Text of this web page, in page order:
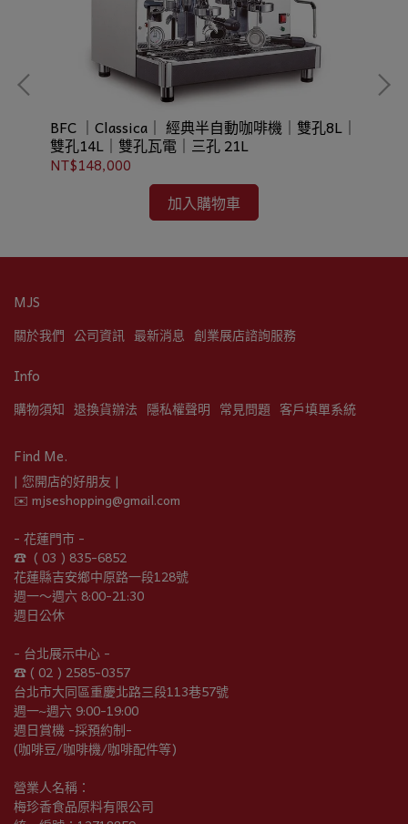
BFC ｜Classica｜ 經典半自動咖啡機｜雙孔8L｜
雙孔14L｜雙孔瓦電｜三孔 21L
NT$148,000
加入購物車
MJS
關於我們 公司資訊 最新消息 創業展店諮詢服務
Info
購物須知 退換貨辦法 隱私權聲明 常見問題 客戶填單系統
Find Me.
| 您開店的好朋友 |
✉️ mjseshopping@gmail.com
- 花蓮門市 -
☎︎  ( 03 ) 835-6852
花蓮縣吉安鄉中原路一段128號
週一～週六 8:00-21:30
週日公休
- 台北展示中心 -
☎︎ ( 02 ) 2585-0357
台北市大同區重慶北路三段113巷57號
週一~週六 9:00-19:00
週日賞機 -採預約制-
(咖啡豆/咖啡機/咖啡配件等)
營業人名稱：
梅珍香食品原料有限公司